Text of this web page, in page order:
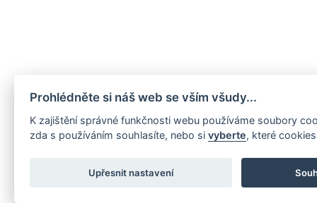
Prohlédněte si náš web se vším všudy...
K zajištění správné funkčnosti webu používáme soubory
zda s používáním souhlasíte, nebo sivyberte, které
Upřesnit nastavení